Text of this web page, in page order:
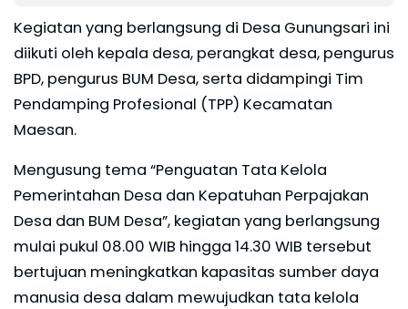
Kegiatan yang berlangsung di Desa Gunungsari ini
diikuti oleh kepala desa, perangkat desa, pengurus
BPD, pengurus BUM Desa, serta didampingi Tim
Pendamping Profesional (TPP) Kecamatan
Maesan.
Mengusung tema “Penguatan Tata Kelola
Pemerintahan Desa dan Kepatuhan Perpajakan
Desa dan BUM Desa”, kegiatan yang berlangsung
mulai pukul 08.00 WIB hingga 14.30 WIB tersebut
bertujuan meningkatkan kapasitas sumber daya
manusia desa dalam mewujudkan tata kelola